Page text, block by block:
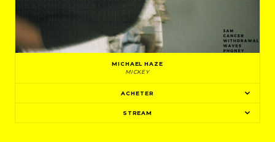
MICHAEL HAZE
MICKEY
ACHETER
STREAM